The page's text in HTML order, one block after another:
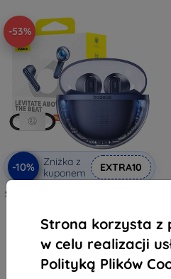
Strona korzysta z
w celu realizacji
Polityką Plików
-53%
-10%
Zniżka z
kuponem
EXTRA10
Słuchawki Baseus TWS Bowie E5x
218,90 zł
103,41 zł
Ostatnia sztuka w magazynie